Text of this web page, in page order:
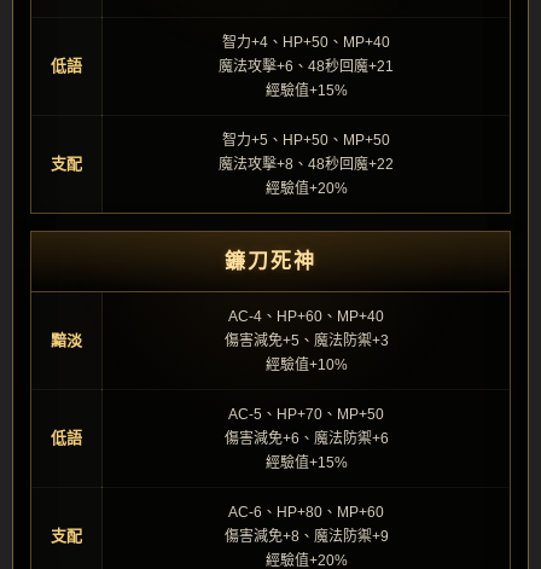
低語
智力+4、HP+50、MP+40
魔法攻擊+6、48秒回魔+21
經驗值+15%
支配
智力+5、HP+50、MP+50
魔法攻擊+8、48秒回魔+22
經驗值+20%
鐮刀死神
黯淡
AC-4、HP+60、MP+40
傷害減免+5、魔法防禦+3
經驗值+10%
低語
AC-5、HP+70、MP+50
傷害減免+6、魔法防禦+6
經驗值+15%
支配
AC-6、HP+80、MP+60
傷害減免+8、魔法防禦+9
經驗值+20%